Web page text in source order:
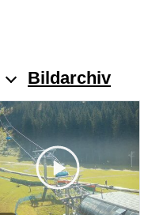
Bildarchiv